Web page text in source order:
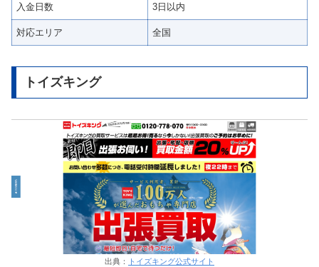
入金日数 3日以内
対応エリア 全国
トイズキング
出典： トイズキング公式サイト